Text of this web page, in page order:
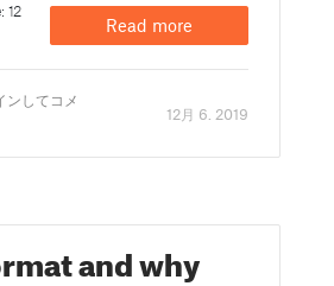
12
Read more
ンしてコメ
12月 6. 2019
and why